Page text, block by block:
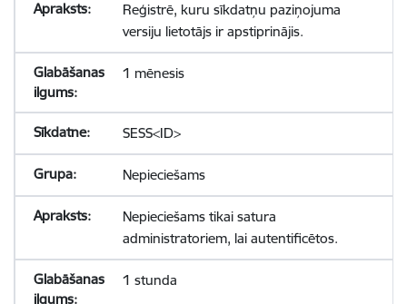
Reģistrē, kuru sīkdatņu paziņojuma
versiju lietotājs ir apstiprinājis.
1 mēnesis
SESS<ID>
Nepieciešams
Nepieciešams tikai satura
administratoriem, lai autentificētos.
1 stunda